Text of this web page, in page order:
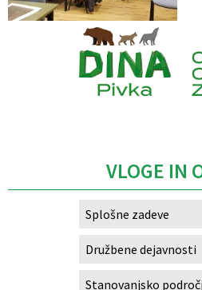
VLOGE IN
Splošne zadeve
Družbene dejavnosti
Stanovanjsko